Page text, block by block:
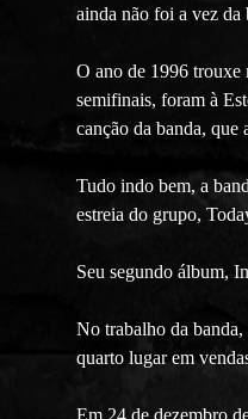
ainda não foi a vez da
O ano de 1996 trouxe
semifinais, foram à
canção da banda,
Tudo indo bem, a
estreia do grupo,
Seu segundo álbum,
No trabalho da
quarto lugar em
Em 24 de dezembro